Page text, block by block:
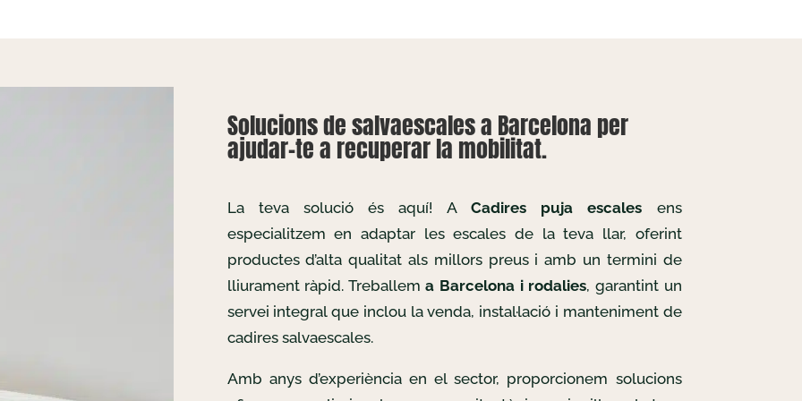
Solucions de salvaescales a Barcelona per
ajudar-te a recuperar la mobilitat.
La teva solució és aquí! A Cadires puja escales ens
especialitzem en adaptar les escales de la teva llar, oferint
productes d’alta qualitat als millors preus i amb un termini de
lliurament ràpid. Treballema Barcelona i rodalies, garantint un
servei integral que inclou la venda, instal·lació i manteniment de
cadires salvaescales.
Amb anys d’experiència en el sector, proporcionem solucions